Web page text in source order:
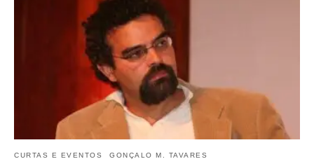
CURTAS E EVENTOS GONÇALO M. TAVARES